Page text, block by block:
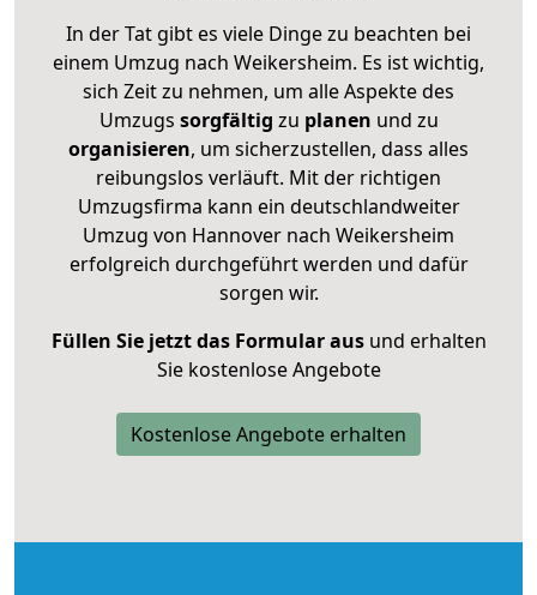
In der Tat gibt es viele Dinge zu beachten bei
einem Umzug nach Weikersheim. Es ist wichtig,
sich Zeit zu nehmen, um alle Aspekte des
Umzugs sorgfältig zu planen und zu
organisieren, um sicherzustellen, dass alles
reibungslos verläuft. Mit der richtigen
Umzugsfirma kann ein deutschlandweiter
Umzug von Hannover nach Weikersheim
erfolgreich durchgeführt werden und dafür
sorgen wir.
Füllen Sie jetzt das Formular ausund erhalten
Sie kostenlose Angebote
Kostenlose Angebote erhalten